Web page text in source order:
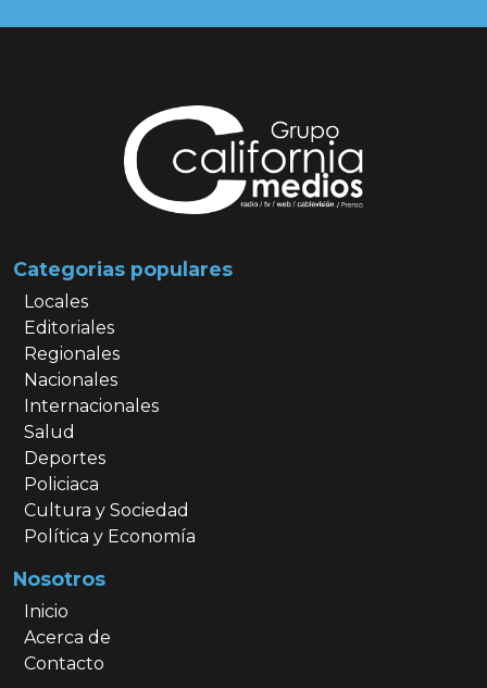
Categorias populares
Locales
Editoriales
Regionales
Nacionales
Internacionales
Salud
Deportes
Policiaca
Cultura y Sociedad
Política y Economía
Nosotros
Inicio
Acerca de
Contacto